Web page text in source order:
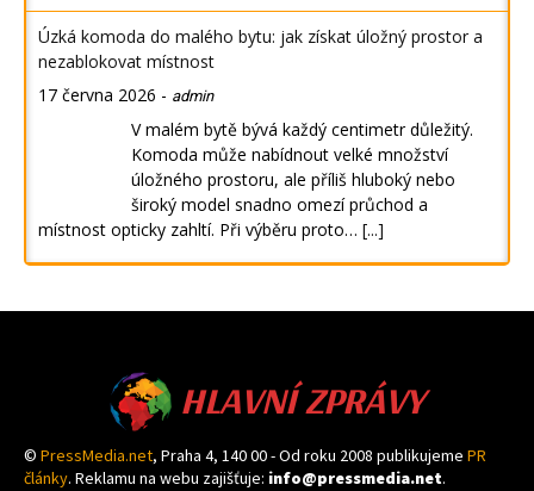
Úzká komoda do malého bytu: jak získat úložný prostor a
nezablokovat místnost
17 června 2026 - admin
V malém bytě bývá každý centimetr důležitý.
Komoda může nabídnout velké množství
úložného prostoru, ale příliš hluboký nebo
široký model snadno omezí průchod a
místnost opticky zahltí. Při výběru proto… [...]
HLAVNÍ ZPRÁVY
© PressMedia.net, Praha 4, 140 00 - Od roku 2008 publikujeme PR
články. Reklamu na webu zajišťuje: info@pressmedia.net.